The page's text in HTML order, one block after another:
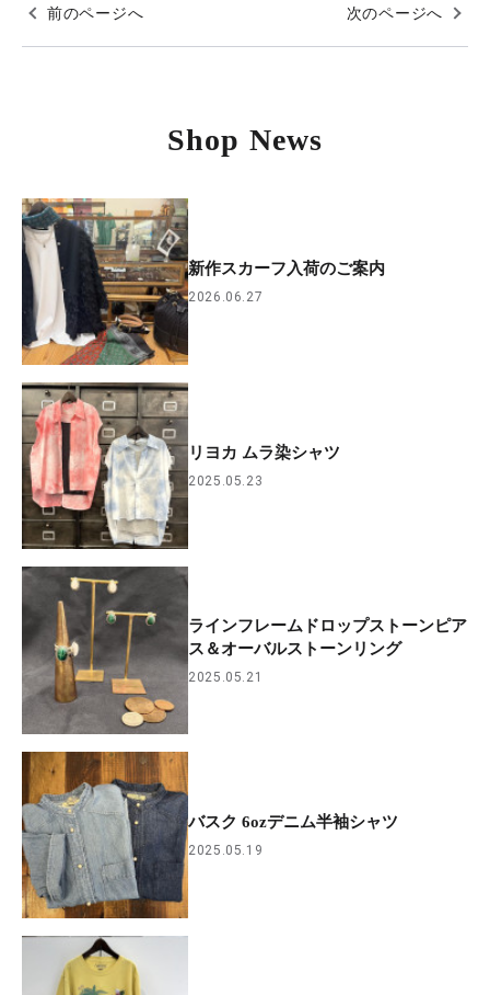
前のページへ 次のページへ
Shop News
新作スカーフ入荷のご案内
2026.06.27
リヨカ ムラ染シャツ
2025.05.23
ラインフレームドロップストーンピア
ス＆オーバルストーンリング
2025.05.21
バスク 6ozデニム半袖シャツ
2025.05.19